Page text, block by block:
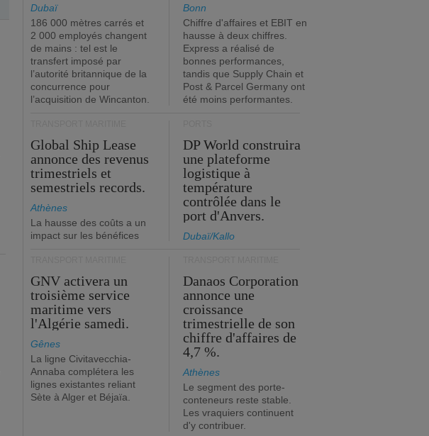
Dubaï
186 000 mètres carrés et
2 000 employés changent
de mains : tel est le
transfert imposé par
l’autorité britannique de la
concurrence pour
l’acquisition de Wincanton.
Bonn
Chiffre d'affaires et EBIT en
hausse à deux chiffres.
Express a réalisé de
bonnes performances,
tandis que Supply Chain et
Post & Parcel Germany ont
été moins performantes.
Global Ship Lease
annonce des revenus
trimestriels et
semestriels records.
Athènes
La hausse des coûts a un
impact sur les bénéfices
DP World construira
une plateforme
logistique à
température
contrôlée dans le
port d'Anvers.
Dubaï/Kallo
GNV activera un
troisième service
maritime vers
l'Algérie samedi.
Gênes
La ligne Civitavecchia-
Annaba complétera les
lignes existantes reliant
Sète à Alger et Béjaïa.
Danaos Corporation
annonce une
croissance
trimestrielle de son
chiffre d'affaires de
4,7 %.
Athènes
Le segment des porte-
conteneurs reste stable.
Les vraquiers continuent
d'y contribuer.